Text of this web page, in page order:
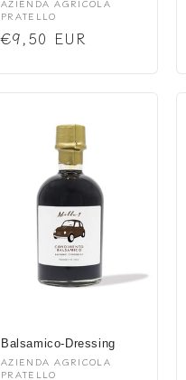
Anbieter:
AZIENDA AGRICOLA
PRATELLO
Normaler
€9,50 EUR
Balsamico-Dressing
Anbieter:
AZIENDA AGRICOLA
PRATELLO